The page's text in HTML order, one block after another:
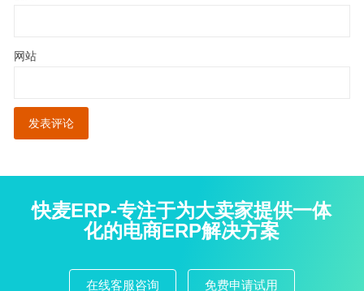
网站
快麦ERP-专注于为大卖家提供一体
化的电商ERP解决方案
在线客服咨询 免费申请试用